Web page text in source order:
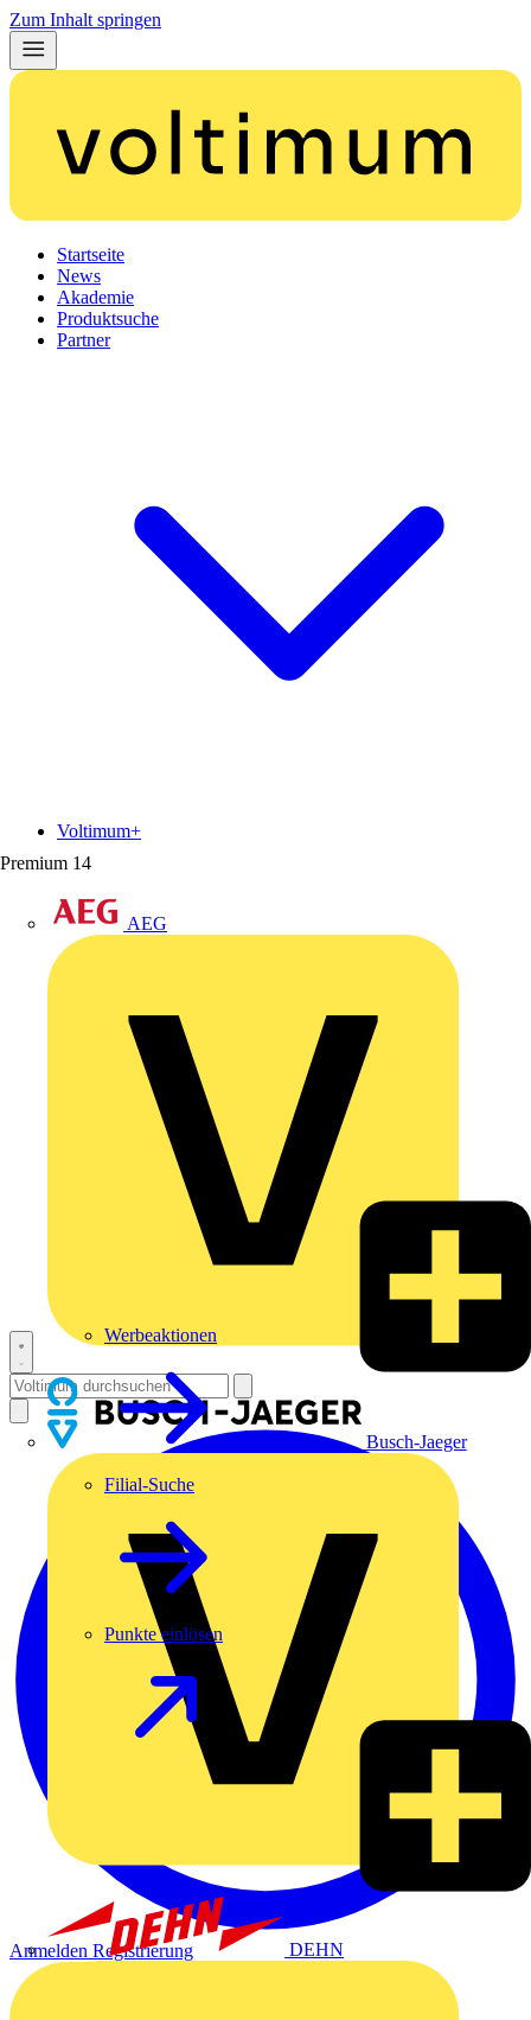
Zum Inhalt springen
Startseite
News
Akademie
Produktsuche
Partner
Premium 14
AEG
Busch-Jaeger
DEHN
Voltimum+
Werbeaktionen
Filial-Suche
Punkte einlösen
Anmelden Registrierung